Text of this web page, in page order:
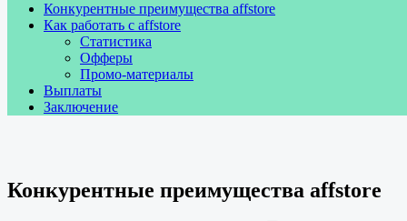
Конкурентные преимущества affstore
Как работать с affstore
Статистика
Офферы
Промо-материалы
Выплаты
Заключение
Конкурентные преимущества affstore